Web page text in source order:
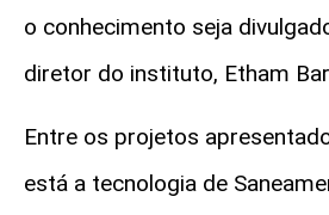
o conhecimento seja
diretor do instituto, Etham
Entre os projetos
está a tecnologia de